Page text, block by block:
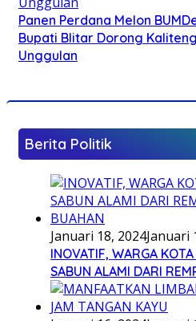
Panen Perdana Melon
Bupati Blitar Dorong
Unggulan
Berita Politik
Januari 18, 2024Januari
INOVATIF, WARGA
SABUN ALAMI DARI